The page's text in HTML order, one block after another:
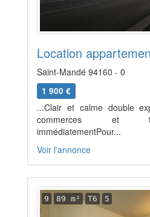
Location
Saint-Mandé 94160 - 0
1 900 €
...Clair et calme double
commerces et
immédiatementPour...
Voir l'annonce
9 89 m² T6 5